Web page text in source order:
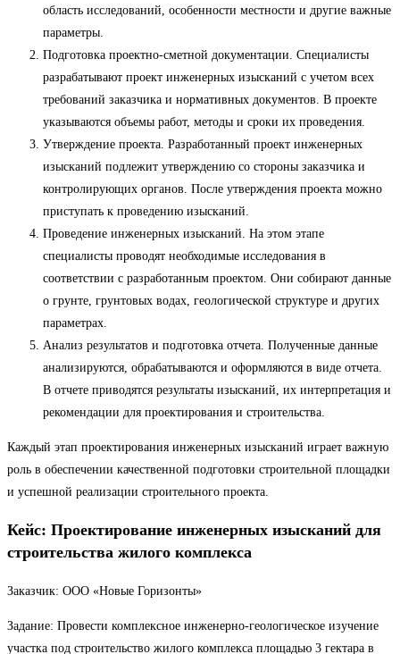
область исследований, особенности местности и другие важные
параметры.
Подготовка проектно-сметной документации. Специалисты
разрабатывают проект инженерных изысканий с учетом всех
требований заказчика и нормативных документов. В проекте
указываются объемы работ, методы и сроки их проведения.
Утверждение проекта. Разработанный проект инженерных
изысканий подлежит утверждению со стороны заказчика и
контролирующих органов. После утверждения проекта можно
приступать к проведению изысканий.
Проведение инженерных изысканий. На этом этапе
специалисты проводят необходимые исследования в
соответствии с разработанным проектом. Они собирают данные
о грунте, грунтовых водах, геологической структуре и других
параметрах.
Анализ результатов и подготовка отчета. Полученные данные
анализируются, обрабатываются и оформляются в виде отчета.
В отчете приводятся результаты изысканий, их интерпретация и
рекомендации для проектирования и строительства.
Каждый этап проектирования инженерных изысканий играет важную
роль в обеспечении качественной подготовки строительной площадки
и успешной реализации строительного проекта.
Кейс: Проектирование инженерных изысканий для
строительства жилого комплекса
Заказчик: ООО «Новые Горизонты»
Задание: Провести комплексное инженерно-геологическое изучение
участка под строительство жилого комплекса площадью 3 гектара в